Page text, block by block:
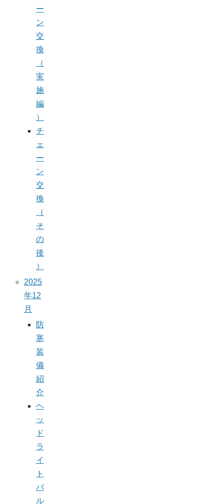
ー
ン
交
換
（
実
施
編
）
チ
ェ
ー
ン
交
換
（
そ
の
後
）
2025
年12
月
防
寒
装
備
紹
介
ヘ
ッ
ド
ラ
イ
ト
バ
ル